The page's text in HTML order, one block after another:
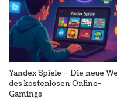
Yandex Spiele – Die neue
des kostenlosen Online-
Gamings